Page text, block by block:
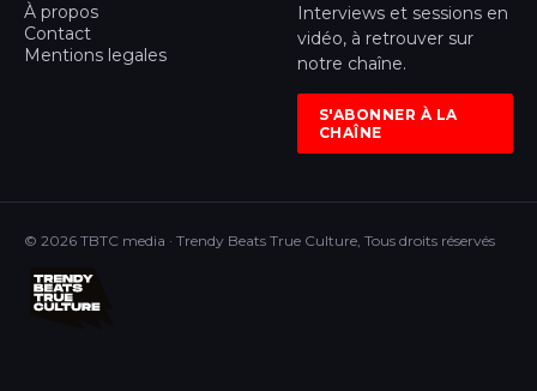
À propos
Contact
Mentions legales
Interviews et sessions en
vidéo, à retrouver sur
notre chaîne.
S'ABONNER À LA
CHAÎNE
© 2026 TBTC media · Trendy Beats True Culture, Tous droits réservés